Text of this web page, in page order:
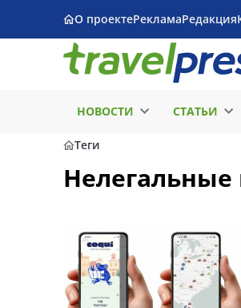
О проектеРекламаРедакция
НОВОСТИ СТАТЬИ
Теги